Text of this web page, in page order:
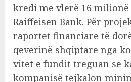
kredi me vlerë 16 milionë
Raiffeisen Bank. Për
raportet financiare të
qeverinë shqiptare nga
vitet e fundit treguan se
kompanisë tejkalon